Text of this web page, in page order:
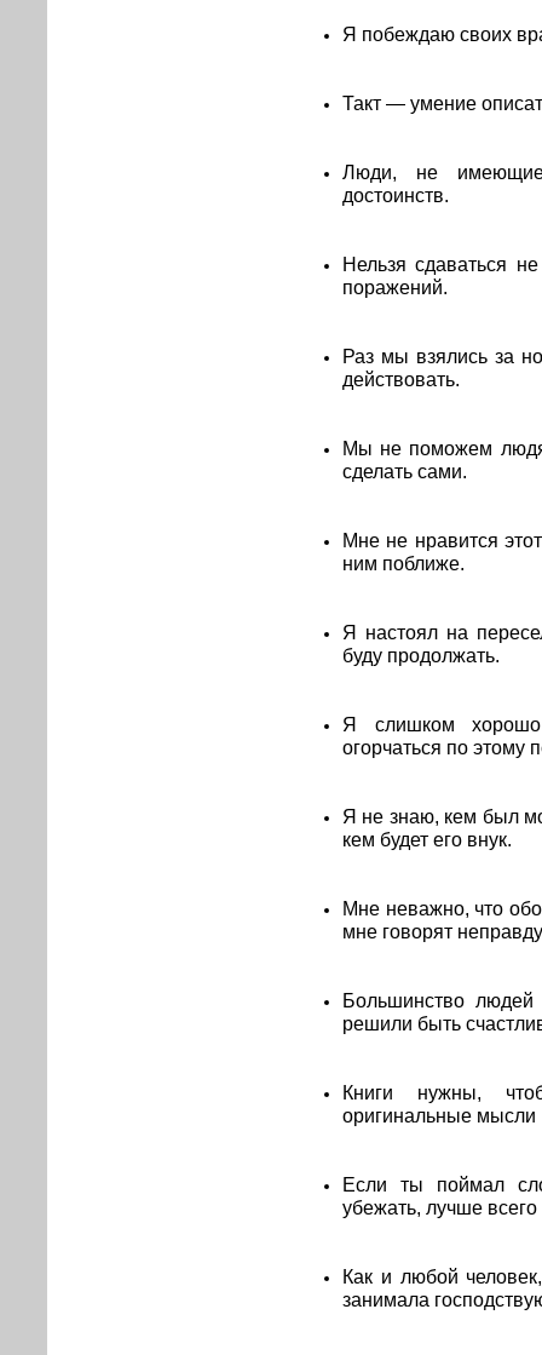
Я побеждаю своих
Такт — умение
Люди, не имеющие
достоинств.
Нельзя сдаваться
поражений.
Раз мы взялись за
действовать.
Мы не поможем
сделать сами.
Мне не нравится
ним поближе.
Я настоял на
буду продолжать.
Я слишком хорошо
огорчаться по этому
Я не знаю, кем был
кем будет его внук.
Мне неважно, что
мне говорят
Большинство людей
решили быть
Книги нужны,
оригинальные мысли
Если ты поймал
убежать, лучше всего
Как и любой
занимала